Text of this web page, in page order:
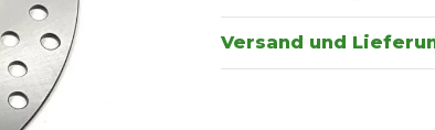
Versand und